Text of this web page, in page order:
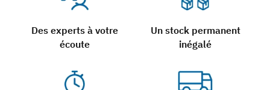
Des experts à votre
écoute
Un stock permanent
inégalé